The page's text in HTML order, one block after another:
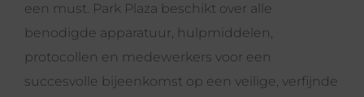
een must. Park Plaza beschikt over alle
benodigde apparatuur, hulpmiddelen,
protocollen en medewerkers voor een
succesvolle bijeenkomst op een veilige, verfijnde